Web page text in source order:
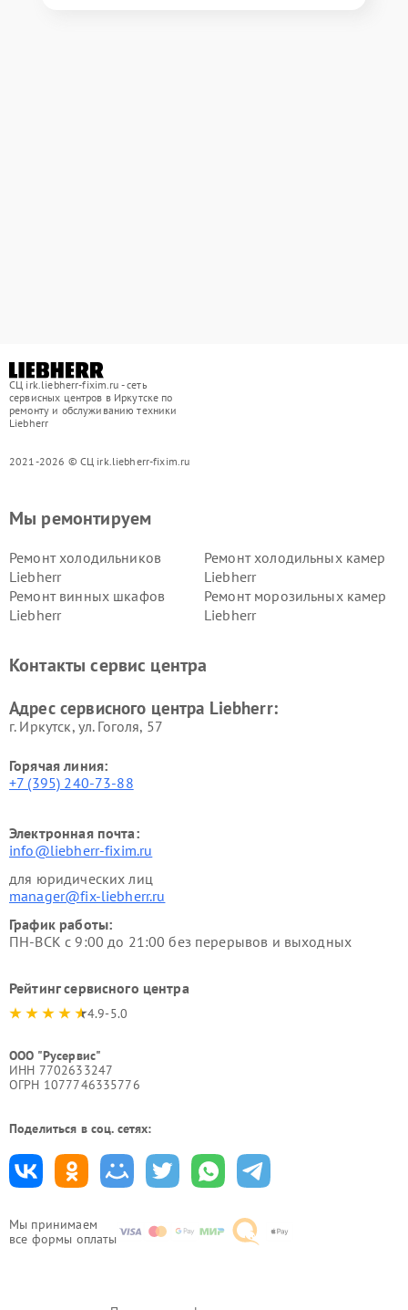
СЦ irk.liebherr-fixim.ru - сеть
сервисных центров в Иркутске по
ремонту и обслуживанию техники
Liebherr
2021-2026 © СЦ irk.liebherr-fixim.ru
Мы принимаем
все формы оплаты
Мы ремонтируем
Ремонт холодильников
Liebherr
Ремонт холодильных камер
Liebherr
Ремонт винных шкафов
Liebherr
Ремонт морозильных камер
Liebherr
Контакты сервис центра
Адрес сервисного центра Liebherr:
г. Иркутск, ул. ​Гоголя, 57
Горячая линия:
+7 (395) 240-73-88
Электронная почта:
info@liebherr-fixim.ru
для юридических лиц
manager@fix-liebherr.ru
График работы:
ПН-ВСК с 9:00 до 21:00 без перерывов и выходных
Рейтинг сервисного центра
4.9-5.0
ООО "Русервис"
ИНН 7702633247
ОГРН 1077746335776
Поделиться в соц. сетях: